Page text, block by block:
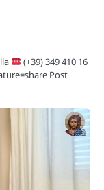
(+39) 349 410 16
Post